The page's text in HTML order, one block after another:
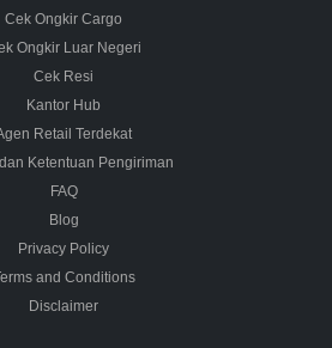
Cek Ongkir Cargo
Ongkir Luar Negeri
Cek Resi
Kantor Hub
Retail Terdekat
Ketentuan Pengiriman
FAQ
Blog
Privacy Policy
and Conditions
Disclaimer